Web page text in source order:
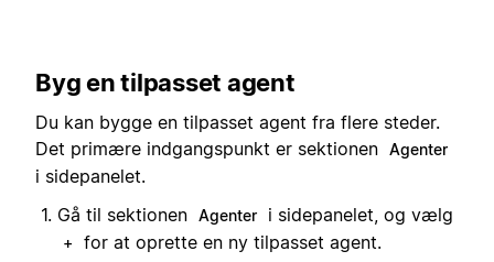
Byg en tilpasset agent
Du kan bygge en tilpasset agent fra flere steder.
Det primære indgangspunkt er sektionen Agenter
i sidepanelet.
Gå til sektionen Agenter i sidepanelet, og vælg
+ for at oprette en ny tilpasset agent.